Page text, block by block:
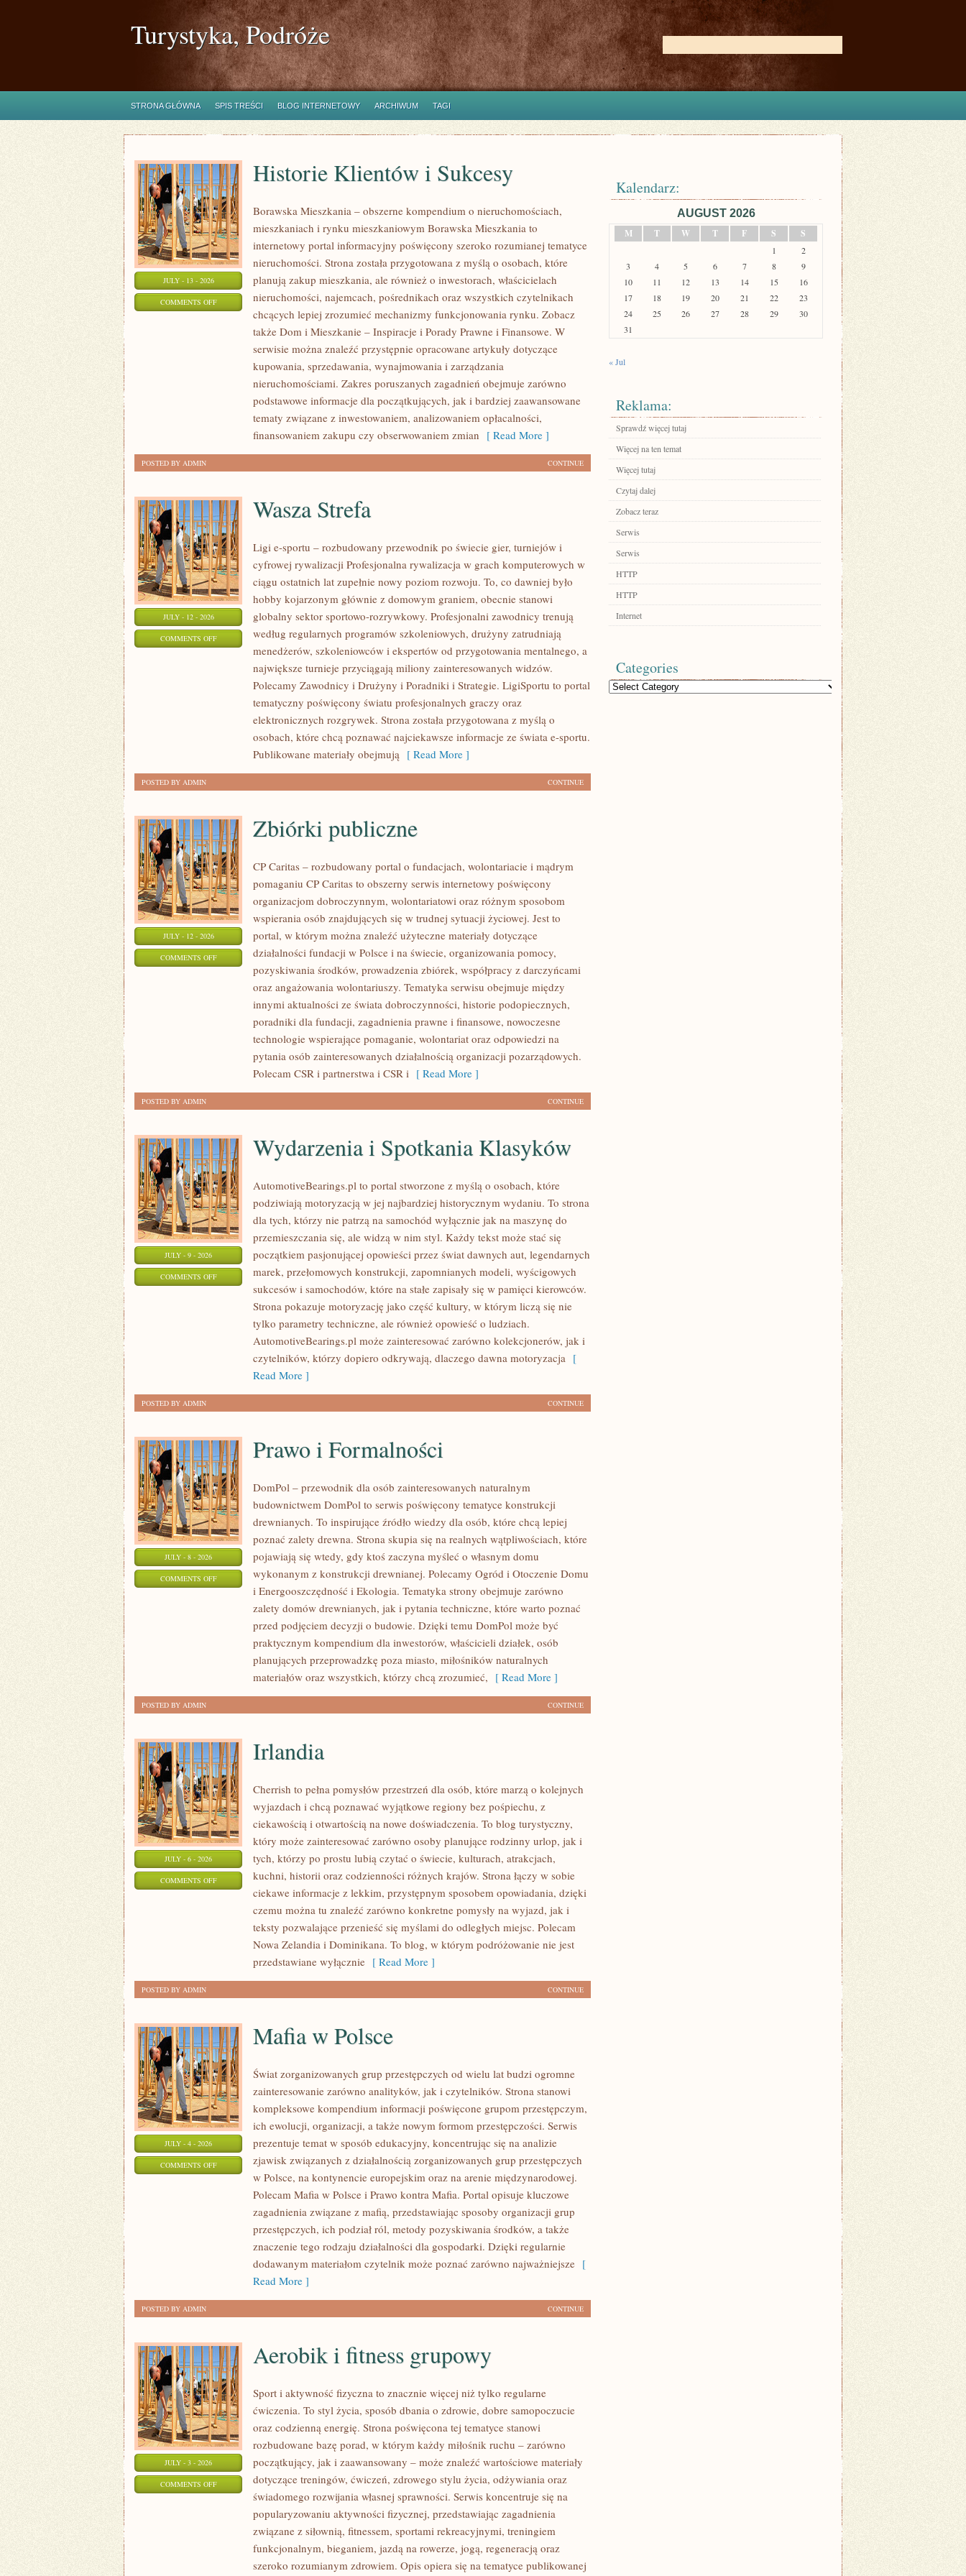
Turystyka, Podróże
STRONA GŁÓWNA SPIS TREŚCI BLOG INTERNETOWY ARCHIWUM TAGI
JULY - 13 - 2026
COMMENTS OFFON
Historie Klientów i Sukcesy
Borawska Mieszkania – obszerne kompendium o nieruchomościach,
mieszkaniach i rynku mieszkaniowym Borawska Mieszkania to
internetowy portal informacyjny poświęcony szeroko rozumianej tematyce
nieruchomości. Strona została przygotowana z myślą o osobach, które
planują zakup mieszkania, ale również o inwestorach, właścicielach
nieruchomości, najemcach, pośrednikach oraz wszystkich czytelnikach
chcących lepiej zrozumieć mechanizmy funkcjonowania rynku. Zobacz
także Dom i Mieszkanie – Inspiracje i Porady Prawne i Finansowe. W
serwisie można znaleźć przystępnie opracowane artykuły dotyczące
kupowania, sprzedawania, wynajmowania i zarządzania
nieruchomościami. Zakres poruszanych zagadnień obejmuje zarówno
podstawowe informacje dla początkujących, jak i bardziej zaawansowane
tematy związane z inwestowaniem, analizowaniem opłacalności,
finansowaniem zakupu czy obserwowaniem zmian [ Read More ]
CONTINUE
POSTED BY ADMIN
JULY - 12 - 2026
COMMENTS OFFON
Wasza Strefa
Ligi e-sportu – rozbudowany przewodnik po świecie gier, turniejów i
cyfrowej rywalizacji Profesjonalna rywalizacja w grach komputerowych w
ciągu ostatnich lat zupełnie nowy poziom rozwoju. To, co dawniej było
hobby kojarzonym głównie z domowym graniem, obecnie stanowi
globalny sektor sportowo-rozrywkowy. Profesjonalni zawodnicy trenują
według regularnych programów szkoleniowych, drużyny zatrudniają
menedżerów, szkoleniowców i ekspertów od przygotowania mentalnego, a
największe turnieje przyciągają miliony zainteresowanych widzów.
Polecamy Zawodnicy i Drużyny i Poradniki i Strategie. LigiSportu to portal
tematyczny poświęcony światu profesjonalnych graczy oraz
elektronicznych rozgrywek. Strona została przygotowana z myślą o
osobach, które chcą poznawać najciekawsze informacje ze świata e-sportu.
Publikowane materiały obejmują [ Read More ]
CONTINUE
POSTED BY ADMIN
JULY - 12 - 2026
COMMENTS OFFON
PUBLICZNE
Zbiórki publiczne
CP Caritas – rozbudowany portal o fundacjach, wolontariacie i mądrym
pomaganiu CP Caritas to obszerny serwis internetowy poświęcony
organizacjom dobroczynnym, wolontariatowi oraz różnym sposobom
wspierania osób znajdujących się w trudnej sytuacji życiowej. Jest to
portal, w którym można znaleźć użyteczne materiały dotyczące
działalności fundacji w Polsce i na świecie, organizowania pomocy,
pozyskiwania środków, prowadzenia zbiórek, współpracy z darczyńcami
oraz angażowania wolontariuszy. Tematyka serwisu obejmuje między
innymi aktualności ze świata dobroczynności, historie podopiecznych,
poradniki dla fundacji, zagadnienia prawne i finansowe, nowoczesne
technologie wspierające pomaganie, wolontariat oraz odpowiedzi na
pytania osób zainteresowanych działalnością organizacji pozarządowych.
Polecam CSR i partnerstwa i CSR i [ Read More ]
CONTINUE
POSTED BY ADMIN
JULY - 9 - 2026
COMMENTS OFFON
WYDARZENIA
SPOTKANIA
KLASYKÓW
Wydarzenia i Spotkania Klasyków
AutomotiveBearings.pl to portal stworzone z myślą o osobach, które
podziwiają motoryzacją w jej najbardziej historycznym wydaniu. To strona
dla tych, którzy nie patrzą na samochód wyłącznie jak na maszynę do
przemieszczania się, ale widzą w nim styl. Każdy tekst może stać się
początkiem pasjonującej opowieści przez świat dawnych aut, legendarnych
marek, przełomowych konstrukcji, zapomnianych modeli, wyścigowych
sukcesów i samochodów, które na stałe zapisały się w pamięci kierowców.
Strona pokazuje motoryzację jako część kultury, w którym liczą się nie
tylko parametry techniczne, ale również opowieść o ludziach.
AutomotiveBearings.pl może zainteresować zarówno kolekcjonerów, jak i
czytelników, którzy dopiero odkrywają, dlaczego dawna motoryzacja [
Read More ]
CONTINUE
POSTED BY ADMIN
JULY - 8 - 2026
COMMENTS OFFON
FORMALNOŚCI
Prawo i Formalności
DomPol – przewodnik dla osób zainteresowanych naturalnym
budownictwem DomPol to serwis poświęcony tematyce konstrukcji
drewnianych. To inspirujące źródło wiedzy dla osób, które chcą lepiej
poznać zalety drewna. Strona skupia się na realnych wątpliwościach, które
pojawiają się wtedy, gdy ktoś zaczyna myśleć o własnym domu
wykonanym z konstrukcji drewnianej. Polecamy Ogród i Otoczenie Domu
i Energooszczędność i Ekologia. Tematyka strony obejmuje zarówno
zalety domów drewnianych, jak i pytania techniczne, które warto poznać
przed podjęciem decyzji o budowie. Dzięki temu DomPol może być
praktycznym kompendium dla inwestorów, właścicieli działek, osób
planujących przeprowadzkę poza miasto, miłośników naturalnych
materiałów oraz wszystkich, którzy chcą zrozumieć, [ Read More ]
CONTINUE
POSTED BY ADMIN
JULY - 6 - 2026
COMMENTS OFFON
Irlandia
Cherrish to pełna pomysłów przestrzeń dla osób, które marzą o kolejnych
wyjazdach i chcą poznawać wyjątkowe regiony bez pośpiechu, z
ciekawością i otwartością na nowe doświadczenia. To blog turystyczny,
który może zainteresować zarówno osoby planujące rodzinny urlop, jak i
tych, którzy po prostu lubią czytać o świecie, kulturach, atrakcjach,
kuchni, historii oraz codzienności różnych krajów. Strona łączy w sobie
ciekawe informacje z lekkim, przystępnym sposobem opowiadania, dzięki
czemu można tu znaleźć zarówno konkretne pomysły na wyjazd, jak i
teksty pozwalające przenieść się myślami do odległych miejsc. Polecam
Nowa Zelandia i Dominikana. To blog, w którym podróżowanie nie jest
przedstawiane wyłącznie [ Read More ]
CONTINUE
POSTED BY ADMIN
JULY - 4 - 2026
COMMENTS OFFON
Mafia w Polsce
Świat zorganizowanych grup przestępczych od wielu lat budzi ogromne
zainteresowanie zarówno analityków, jak i czytelników. Strona stanowi
kompleksowe kompendium informacji poświęcone grupom przestępczym,
ich ewolucji, organizacji, a także nowym formom przestępczości. Serwis
prezentuje temat w sposób edukacyjny, koncentrując się na analizie
zjawisk związanych z działalnością zorganizowanych grup przestępczych
w Polsce, na kontynencie europejskim oraz na arenie międzynarodowej.
Polecam Mafia w Polsce i Prawo kontra Mafia. Portal opisuje kluczowe
zagadnienia związane z mafią, przedstawiając sposoby organizacji grup
przestępczych, ich podział ról, metody pozyskiwania środków, a także
znaczenie tego rodzaju działalności dla gospodarki. Dzięki regularnie
dodawanym materiałom czytelnik może poznać zarówno najważniejsze [
Read More ]
CONTINUE
POSTED BY ADMIN
JULY - 3 - 2026
COMMENTS OFFON
Aerobik i fitness grupowy
Sport i aktywność fizyczna to znacznie więcej niż tylko regularne
ćwiczenia. To styl życia, sposób dbania o zdrowie, dobre samopoczucie
oraz codzienną energię. Strona poświęcona tej tematyce stanowi
rozbudowane bazę porad, w którym każdy miłośnik ruchu – zarówno
początkujący, jak i zaawansowany – może znaleźć wartościowe materiały
dotyczące treningów, ćwiczeń, zdrowego stylu życia, odżywiania oraz
świadomego rozwijania własnej sprawności. Serwis koncentruje się na
popularyzowaniu aktywności fizycznej, przedstawiając zagadnienia
związane z siłownią, fitnessem, sportami rekreacyjnymi, treningiem
funkcjonalnym, bieganiem, jazdą na rowerze, jogą, regeneracją oraz
szeroko rozumianym zdrowiem. Opis opiera się na tematyce publikowanej
Kalendarz:
AUGUST 2026
M
T W T F S S
1
2
3
4 5 6 7 8
9
10
11 12 13 14 15
16
17
18 19 20 21 22
23
24
25 26 27 28 29
30
31
« Jul
Reklama:
Sprawdź więcej tutaj
Więcej na ten temat
Więcej tutaj
Czytaj dalej
Zobacz teraz
Serwis
Serwis
HTTP
HTTP
Internet
Categories
Categories